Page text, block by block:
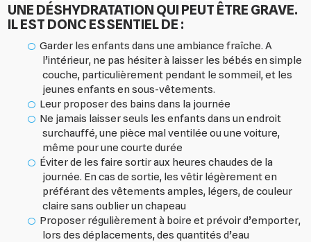
UNE DÉSHYDRATATION QUI PEUT ÊTRE GRAVE.
IL EST DONC ESSENTIEL DE :
Garder les enfants dans une ambiance fraîche. A
l’intérieur, ne pas hésiter à laisser les bébés en simple
couche, particulièrement pendant le sommeil, et les
jeunes enfants en sous-vêtements.
Leur proposer des bains dans la journée
Ne jamais laisser seuls les enfants dans un endroit
surchauffé, une pièce mal ventilée ou une voiture,
même pour une courte durée
Éviter de les faire sortir aux heures chaudes de la
journée. En cas de sortie, les vêtir légèrement en
préférant des vêtements amples, légers, de couleur
claire sans oublier un chapeau
Proposer régulièrement à boire et prévoir d’emporter,
lors des déplacements, des quantités d’eau